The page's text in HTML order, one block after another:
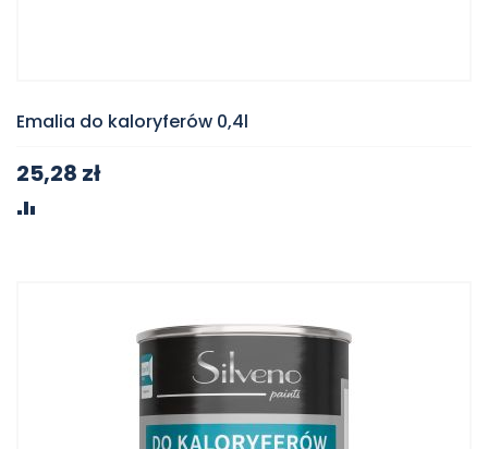
Emalia do kaloryferów 0,4l
25,28 zł